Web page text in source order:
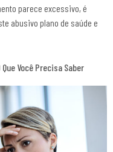
parece excessivo, é
abusivo plano de saúde e
Você Precisa Saber